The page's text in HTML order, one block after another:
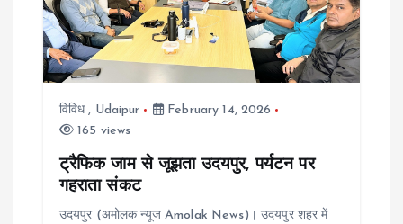
a
t
विविध, Udaipur
February 14, 2026
165 views
ट्रैफिक जाम से जूझता उदयपुर, पर्यटन पर
गहराता संकट
उदयपुर (अमोलक न्यूज Amolak News)। उदयपुर शहर में